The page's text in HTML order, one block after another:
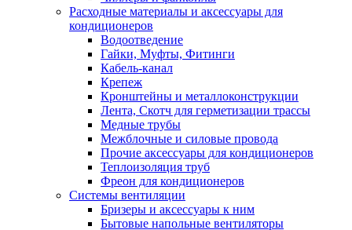
Расходные материалы и аксессуары для
кондиционеров
Водоотведение
Гайки, Муфты, Фитинги
Кабель-канал
Крепеж
Кронштейны и металлоконструкции
Лента, Скотч для герметизации трассы
Медные трубы
Межблочные и силовые провода
Прочие аксессуары для кондиционеров
Теплоизоляция труб
Фреон для кондиционеров
Системы вентиляции
Бризеры и аксессуары к ним
Бытовые напольные вентиляторы